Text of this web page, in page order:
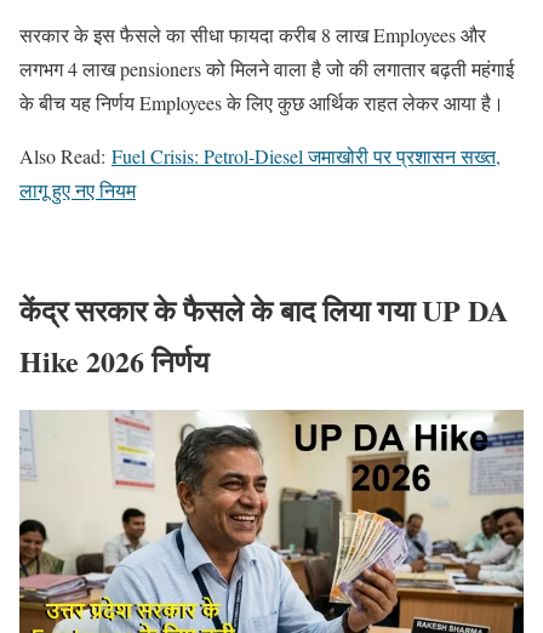
सरकार के इस फैसले का सीधा फायदा करीब 8 लाख Employees और
लगभग 4 लाख pensioners को मिलने वाला है जो की लगातार बढ़ती महंगाई
के बीच यह निर्णय Employees के लिए कुछ आर्थिक राहत लेकर आया है।
Also Read: Fuel Crisis: Petrol-Diesel जमाखोरी पर प्रशासन सख्त,
लागू हुए नए नियम
केंद्र सरकार के फैसले के बाद लिया गया UP DA
Hike 2026 निर्णय